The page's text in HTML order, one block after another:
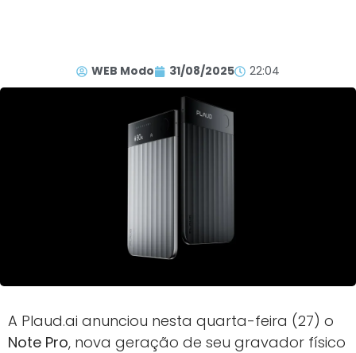
WEB Modo 31/08/2025 22:04
A Plaud.ai anunciou nesta quarta-feira (27) o
Note Pro, nova geração de seu gravador físico